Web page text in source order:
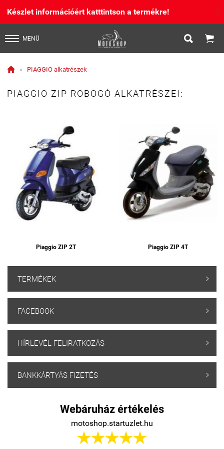
Készlet információért katttintson a termékre! X
MENÜ  
 » PIAGGIO alkatrészek
PIAGGIO ZIP ROBOGÓ ALKATRÉSZEI:
Piaggio ZIP 2T Piaggio ZIP 4T
TERMÉKEK 
FACEBOOK 
HÍRLEVÉL FELIRATKOZÁS 
BANKKÁRTYÁS FIZETÉS 
Webáruház értékelés
motoshop.startuzlet.hu
